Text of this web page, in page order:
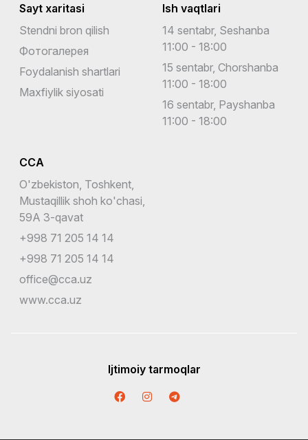
Sayt xaritasi
Stendni bron qilish
Фотогалерея
Foydalanish shartlari
Maxfiylik siyosati
Ish vaqtlari
14 sentabr, Seshanba
11:00 - 18:00
15 sentabr, Chorshanba
11:00 - 18:00
16 sentabr, Payshanba
11:00 - 18:00
CCA
O'zbekiston, Toshkent,
Mustaqillik shoh ko'chasi,
59A 3-qavat
+998 71 205 14 14
+998 71 205 14 14
office@cca.uz
www.cca.uz
Ijtimoiy tarmoqlar